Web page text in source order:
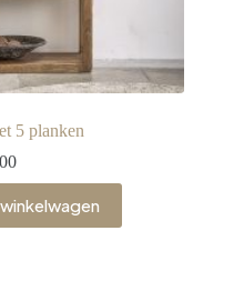
5 planken